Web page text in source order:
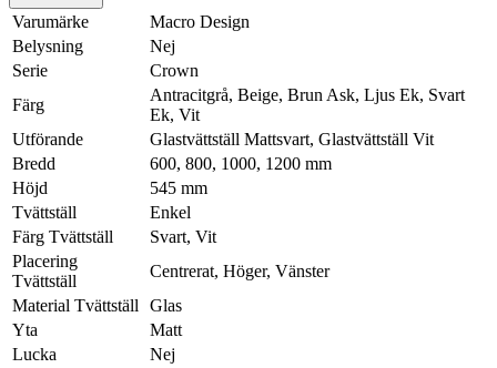
Varumärke
Macro Design
Belysning
Nej
Serie
Crown
Färg
Antracitgrå, Beige, Brun Ask, Ljus Ek, Svart
Ek, Vit
Utförande
Glastvättställ Mattsvart, Glastvättställ Vit
Bredd
600, 800, 1000, 1200 mm
Höjd
545 mm
Tvättställ
Enkel
Färg Tvättställ
Svart, Vit
Placering
Tvättställ
Centrerat, Höger, Vänster
Material Tvättställ
Glas
Yta
Matt
Lucka
Nej